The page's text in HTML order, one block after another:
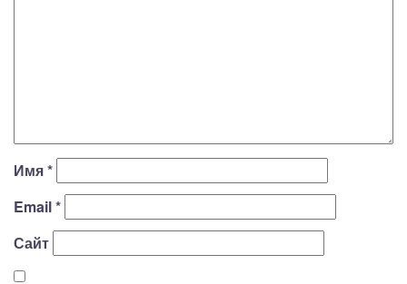
Имя*
Email*
Сайт